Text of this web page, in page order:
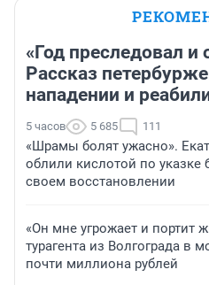
«Год преследовал и
Рассказ
нападении и
5 часов 5 685 111
«Шрамы болят ужасно».
облили кислотой по указке
своем восстановлении
«Он мне угрожает и портит
турагента из Волгограда в
почти миллиона рублей